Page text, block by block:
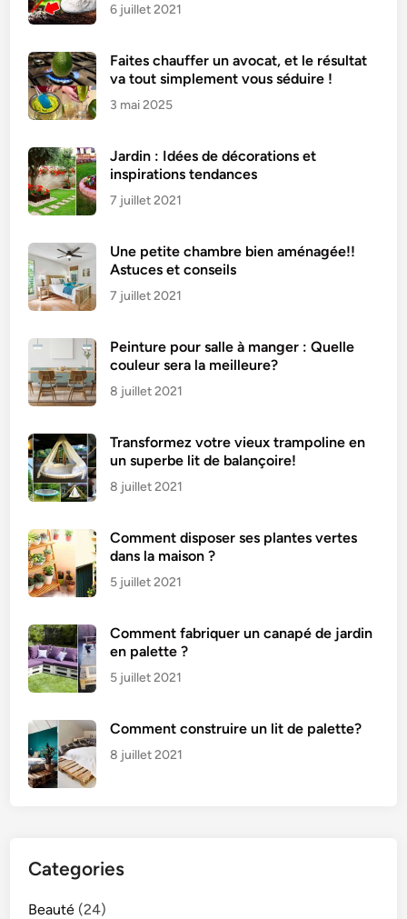
6 juillet 2021
Faites chauffer un avocat, et le résultat
va tout simplement vous séduire !
3 mai 2025
Jardin : Idées de décorations et
inspirations tendances
7 juillet 2021
Une petite chambre bien aménagée!!
Astuces et conseils
7 juillet 2021
Peinture pour salle à manger : Quelle
couleur sera la meilleure?
8 juillet 2021
Transformez votre vieux trampoline en
un superbe lit de balançoire!
8 juillet 2021
Comment disposer ses plantes vertes
dans la maison ?
5 juillet 2021
Comment fabriquer un canapé de jardin
en palette ?
5 juillet 2021
Comment construire un lit de palette?
8 juillet 2021
Categories
Beauté (24)